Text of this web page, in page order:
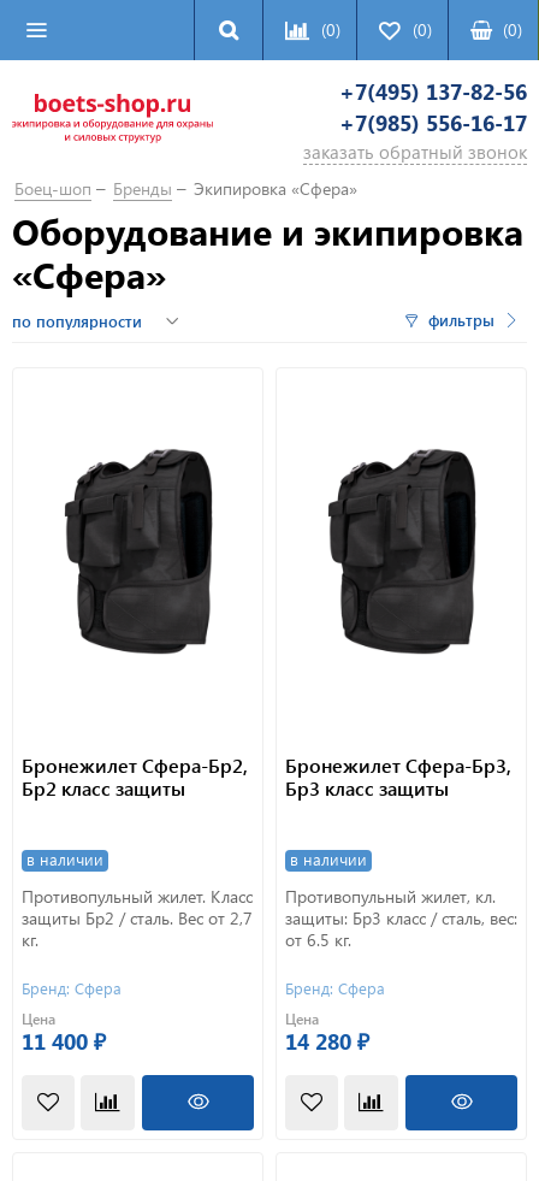
(0) (0) (0)
+7(495) 137-82-56
+7(985) 556-16-17
заказать обратный звонок
Боец-шоп Бренды Экипировка «Сфера»
Оборудование и экипировка
«Сфера»
фильтры
Бронежилет Сфера-Бр2,
Бр2 класс защиты
в наличии
Противопульный жилет. Класс
защиты Бр2 / сталь. Вес от 2,7
кг.
Бренд: Сфера
Цена
11 400 ₽
Бронежилет Сфера-Бр3,
Бр3 класс защиты
в наличии
Противопульный жилет, кл.
защиты: Бр3 класс / сталь, вес:
от 6.5 кг.
Бренд: Сфера
Цена
14 280 ₽